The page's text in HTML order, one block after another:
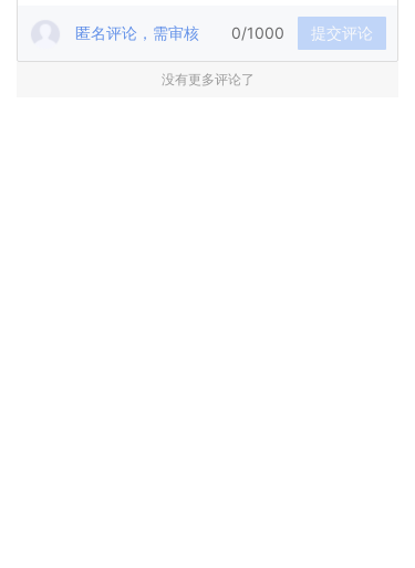
匿名评论，需审核 0/1000 提交评论
没有更多评论了